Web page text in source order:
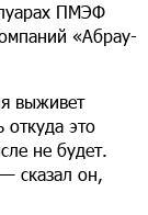
ПМЭФ
«Абрау-
выживет
откуда это
не будет.
сказал он,